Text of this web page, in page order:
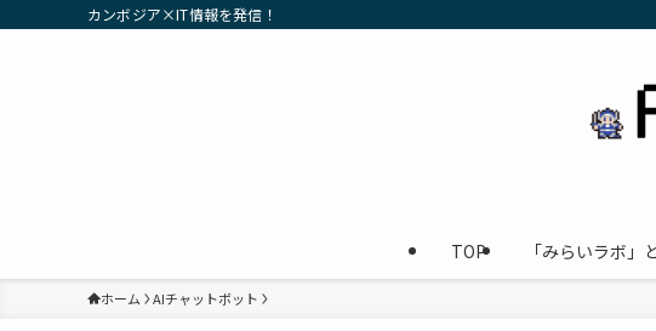
カンボジア×IT情報を発信！
TOP 「みらいラボ」
ホーム AIチャットボット